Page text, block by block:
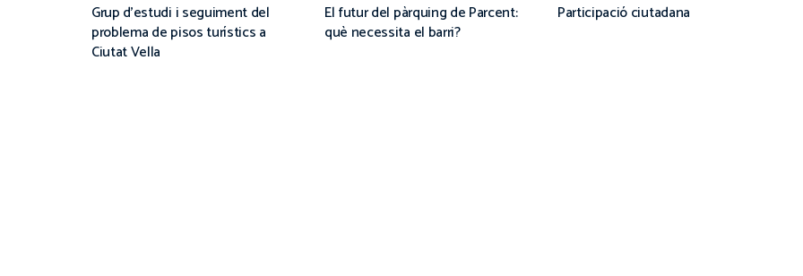
Grup d’estudi i seguiment del
problema de pisos turístics a
Ciutat Vella
El futur del pàrquing de Parcent:
què necessita el barri?
Participació ciutadana